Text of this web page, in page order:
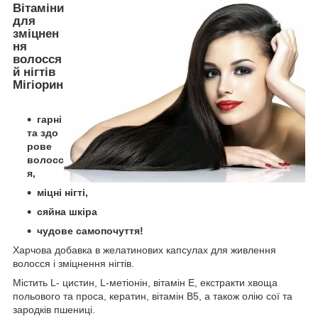
Вітаміни
для
зміцнен
ня
волосся
й нігтів
Мігіорин
гарні
та здо
рове
волосс
я,
міцні нігті,
сяйна шкіра
чудове самопочуття!
Харчова добавка в желатинових капсулах для живлення
волосся і зміцнення нігтів.
Містить L- цистин, L-метіонін, вітамін Е, екстракти хвоща
польового та проса, кератин, вітамін В5, а також олію сої та
зародків пшениці.